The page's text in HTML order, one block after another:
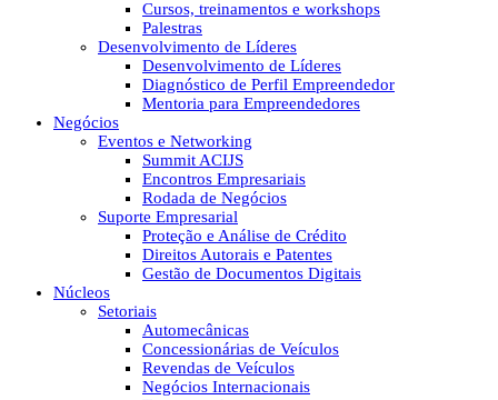
Cursos, treinamentos e workshops
Palestras
Desenvolvimento de Líderes
Desenvolvimento de Líderes
Diagnóstico de Perfil Empreendedor
Mentoria para Empreendedores
Negócios
Eventos e Networking
Summit ACIJS
Encontros Empresariais
Rodada de Negócios
Suporte Empresarial
Proteção e Análise de Crédito
Direitos Autorais e Patentes
Gestão de Documentos Digitais
Núcleos
Setoriais
Automecânicas
Concessionárias de Veículos
Revendas de Veículos
Negócios Internacionais